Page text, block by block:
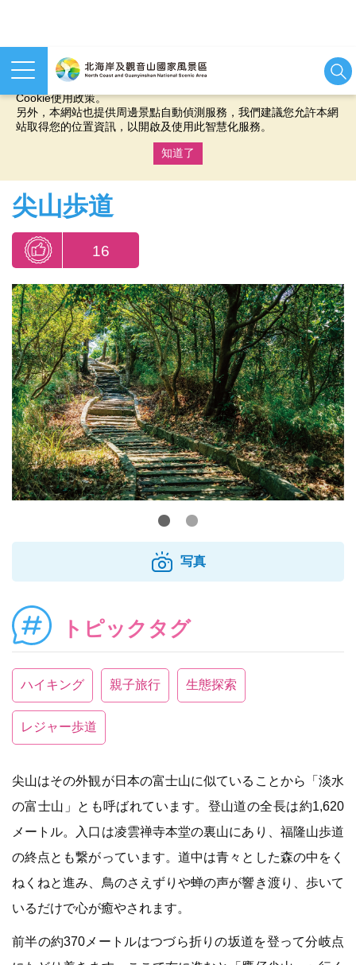
本網站使用cookies等相關技術以持續優化網站服務，並有助於為
您提供更佳的體驗，當您繼續使用本網站即表示您同意我們的
Cookie使用政策。
另外，本網站也提供周邊景點自動偵測服務，我們建議您允許本網
站取得您的位置資訊，以開啟及使用此智慧化服務。
知道了
尖山歩道
16
写真
トピックタグ
ハイキング 親子旅行 生態探索
レジャー歩道
尖山はその外観が日本の富士山に似ていることから「淡水
の富士山」とも呼ばれています。登山道の全長は約1,620
メートル。入口は凌雲禅寺本堂の裏山にあり、福隆山歩道
の終点とも繋がっています。道中は青々とした森の中をく
ねくねと進み、鳥のさえずりや蝉の声が響き渡り、歩いて
いるだけで心が癒やされます。
前半の約370メートルはつづら折りの坂道を登って分岐点